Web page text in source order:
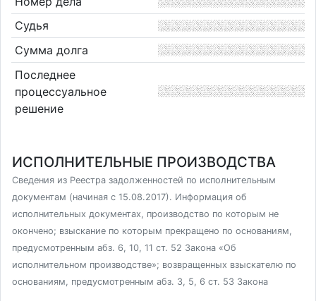
Судья
Сумма долга
Последнее
процессуальное
решение
ИСПОЛНИТЕЛЬНЫЕ ПРОИЗВОДСТВА
Сведения из Реестра задолженностей по исполнительным
документам (начиная с 15.08.2017). Информация об
исполнительных документах, производство по которым не
окончено; взыскание по которым прекращено по основаниям,
предусмотренным абз. 6, 10, 11 ст. 52 Закона «Об
исполнительном производстве»; возвращенных взыскателю по
основаниям, предусмотренным абз. 3, 5, 6 ст. 53 Закона